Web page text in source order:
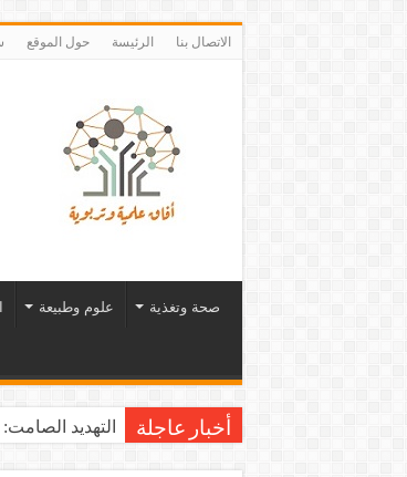
الاتصال بنا الرئيسة حول الموقع
صحة وتغذية علوم وطبيعة
أخبار عاجلة التهديد